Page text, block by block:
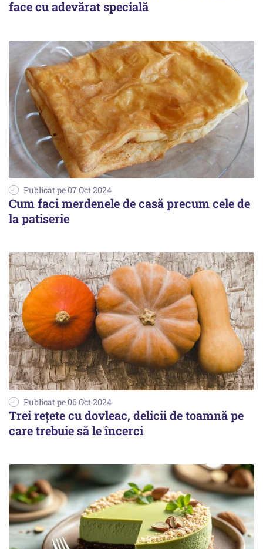
face cu adevărat specială
Publicat pe 07 Oct 2024
Cum faci merdenele de casă precum cele de
la patiserie
Publicat pe 06 Oct 2024
Trei rețete cu dovleac, delicii de toamnă pe
care trebuie să le încerci